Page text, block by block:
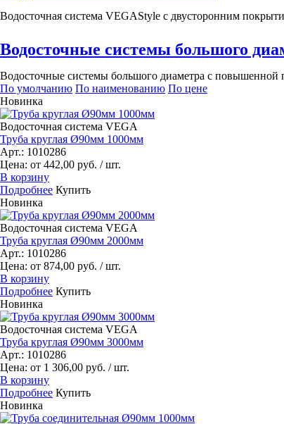
Водосточная система VEGAStyle с двусторонним
Водосточные системы большого
Водосточные системы большого диаметра с повышенной
По умолчанию По наименованию По цене
Новинка
Водосточная система VEGA
Труба круглая Ø90мм 1000мм
Арт.: 1010286
Цена: от 442,00 руб. / шт.
В корзину
Подробнее Купить
Новинка
Водосточная система VEGA
Труба круглая Ø90мм 2000мм
Арт.: 1010286
Цена: от 874,00 руб. / шт.
В корзину
Подробнее Купить
Новинка
Водосточная система VEGA
Труба круглая Ø90мм 3000мм
Арт.: 1010286
Цена: от 1 306,00 руб. / шт.
В корзину
Подробнее Купить
Новинка